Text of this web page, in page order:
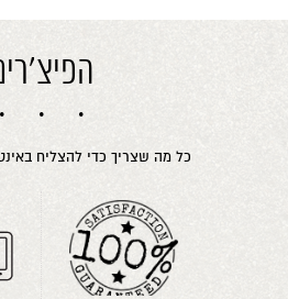
כל מה שצריך כדי להצליח